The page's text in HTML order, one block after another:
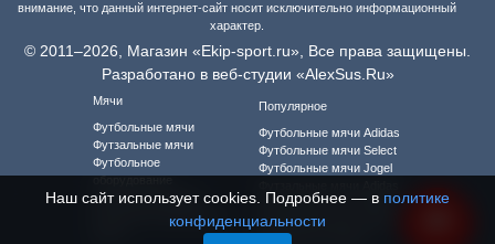
внимание, что данный интернет-сайт носит исключительно информационный
характер.
© 2011–2026, Магазин «Ekip-sport.ru», Все права защищены.
Разработано в веб-студии «AlexSus.Ru»
Мячи
Футбольные мячи
Футзальные мячи
Футбольное
оборудование
Футбольная форма
Футбольная форма для
Популярное
Футбольные мячи Adidas
Футбольные мячи Select
Футбольные мячи Jogel
Футзальные мячи Select
Футзальные мячи Jogel
Футбольная форма
Наш сайт использует cookies. Подробнее — в политике
конфиденциальности